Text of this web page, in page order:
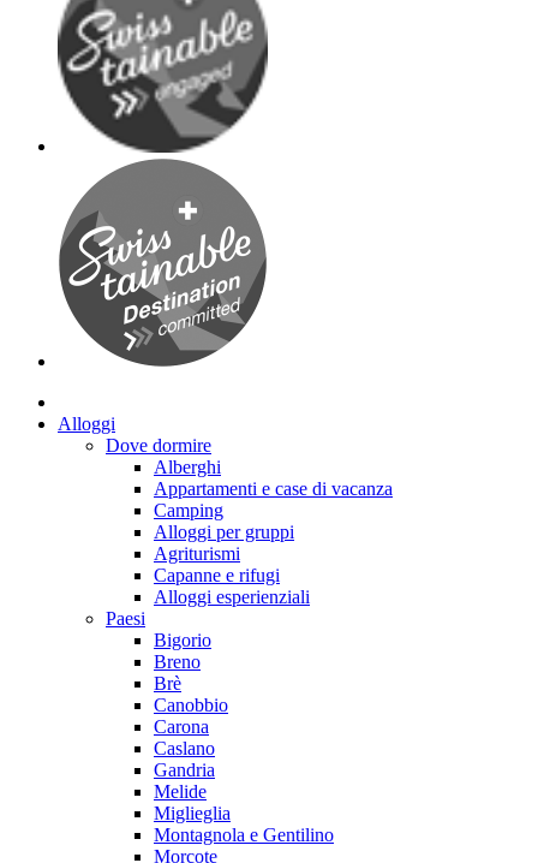
Alloggi
Dove dormire
Alberghi
Appartamenti e case di vacanza
Camping
Alloggi per gruppi
Agriturismi
Capanne e rifugi
Alloggi esperienziali
Paesi
Bigorio
Breno
Brè
Canobbio
Carona
Caslano
Gandria
Melide
Miglieglia
Montagnola e Gentilino
Morcote